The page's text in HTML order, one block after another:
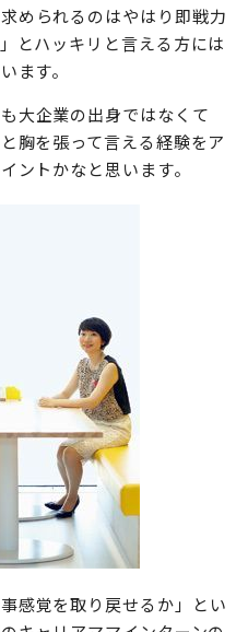
められるのはやはり即戦力
とハッキリと言える方には
ます。
大企業の出身ではなくて
胸を張って言える経験をア
ントかなと思います。